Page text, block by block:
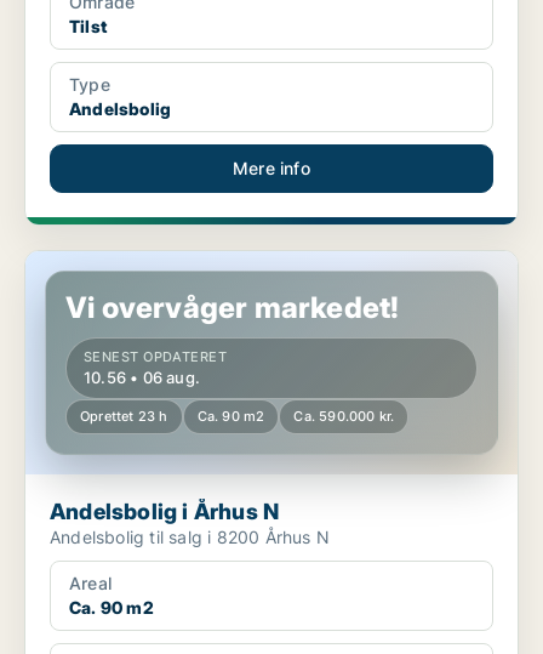
Tilst
Type
Andelsbolig
Mere info
Andelsbolig i Århus N
Vi overvåger markedet!
SENEST OPDATERET
10.56 • 06 aug.
Oprettet 23 h Ca. 90 m2 Ca. 590.000 kr.
Andelsbolig i Århus N
Andelsbolig til salg i 8200 Århus N
Areal
Ca. 90 m2